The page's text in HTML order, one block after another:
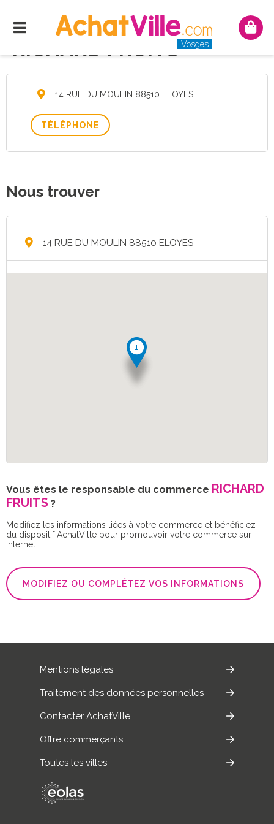
Menu
Vosges
Mon
RICHARD FRUITS
14 RUE DU MOULIN 88510 ELOYES
TÉLÉPHONE
Nous trouver
14 RUE DU MOULIN 88510 ELOYES
Vous êtes le responsable du commerce RICHARD
FRUITS ?
Modifiez les informations liées à votre commerce et bénéficiez
du dispositif AchatVille pour promouvoir votre commerce sur
Internet.
MODIFIEZ OU COMPLÉTEZ VOS INFORMATIONS
Mentions légales
Traitement des données personnelles
Contacter AchatVille
Offre commerçants
Toutes les villes